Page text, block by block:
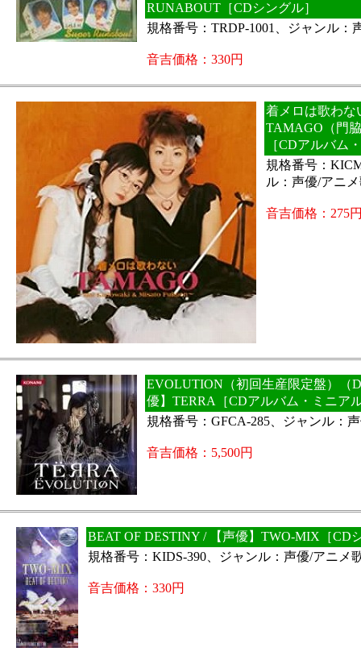
RUNABOUT［CDシングル］
規格番号：TRDP-1001、ジャンル：
音吉価格：330円
着メロは歌わ
TAMAGO（門
［CDアルバム
規格番号：
ル：声優/アニ
音吉価格：275
EVOLUTION（初回生産限定盤）（
優】TERRA［CDアルバム・ミニア
規格番号：GFCA-285、ジャンル：
音吉価格：5,500円
BEAT OF DESTINY / 【声優】TWO-MIX［CD
規格番号：KIDS-390、ジャンル：声優/アニメ
音吉価格：330円